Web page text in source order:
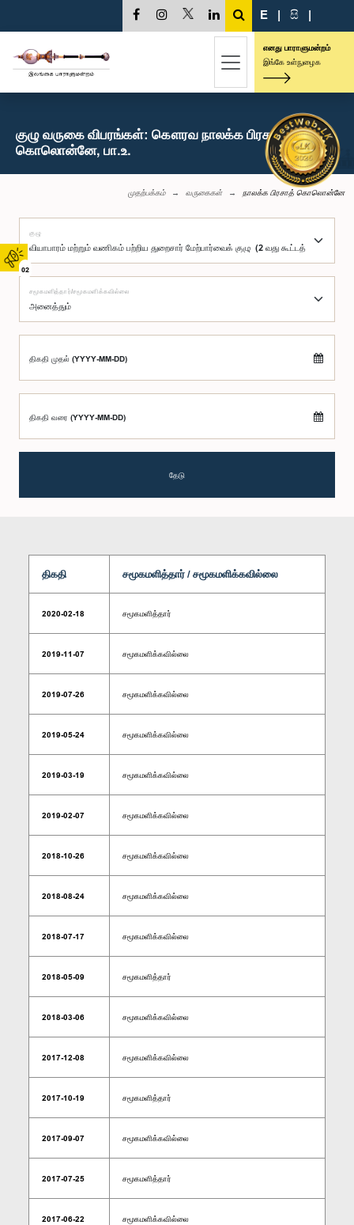
02
E | සි |
எனது பாராளுமன்றம்
இங்கே உள்நுழைக
குழு வருகை விபரங்கள்: கௌரவ நாலக்க பிரசாத்
கொலொன்னே, பா.உ.
முதற்பக்கம் வருகைகள் நாலக்க பிரசாத் கொலொன்னே
குழு
சமூகமளித்தார்/சமூகமளிக்கவில்லை
திகதி முதல் (YYYY-MM-DD)
திகதி வரை (YYYY-MM-DD)
தேடு
திகதி சமூகமளித்தார் / சமூகமளிக்கவில்லை
2020-02-18 சமூகமளித்தார்
2019-11-07 சமூகமளிக்கவில்லை
2019-07-26 சமூகமளிக்கவில்லை
2019-05-24 சமூகமளிக்கவில்லை
2019-03-19 சமூகமளிக்கவில்லை
2019-02-07 சமூகமளிக்கவில்லை
2018-10-26 சமூகமளிக்கவில்லை
2018-08-24 சமூகமளிக்கவில்லை
2018-07-17 சமூகமளிக்கவில்லை
2018-05-09 சமூகமளித்தார்
2018-03-06 சமூகமளிக்கவில்லை
2017-12-08 சமூகமளிக்கவில்லை
2017-10-19 சமூகமளித்தார்
2017-09-07 சமூகமளிக்கவில்லை
2017-07-25 சமூகமளித்தார்
2017-06-22 சமூகமளிக்கவில்லை